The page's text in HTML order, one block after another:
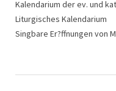
Kalendarium der ev. und
Liturgisches Kalendarium
Singbare Er?ffnungen von
Singbare Er?ffnungen von